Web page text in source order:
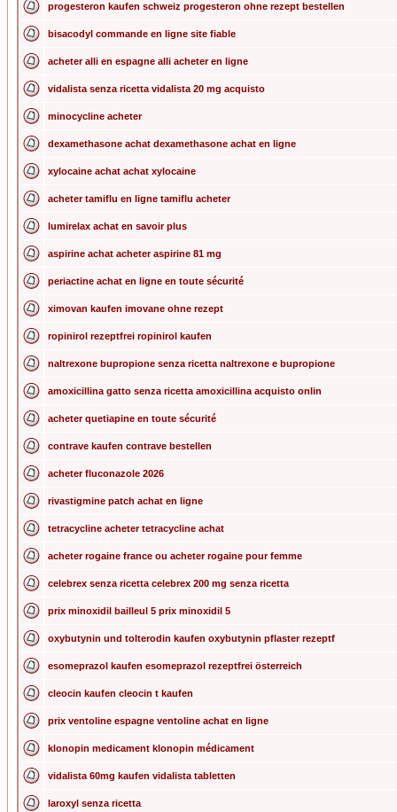
progesteron kaufen schweiz progesteron ohne rezept bestellen
bisacodyl commande en ligne site fiable
acheter alli en espagne alli acheter en ligne
vidalista senza ricetta vidalista 20 mg acquisto
minocycline acheter
dexamethasone achat dexamethasone achat en ligne
xylocaine achat achat xylocaine
acheter tamiflu en ligne tamiflu acheter
lumirelax achat en savoir plus
aspirine achat acheter aspirine 81 mg
periactine achat en ligne en toute sécurité
ximovan kaufen imovane ohne rezept
ropinirol rezeptfrei ropinirol kaufen
naltrexone bupropione senza ricetta naltrexone e bupropione
amoxicillina gatto senza ricetta amoxicillina acquisto onlin
acheter quetiapine en toute sécurité
contrave kaufen contrave bestellen
acheter fluconazole 2026
rivastigmine patch achat en ligne
tetracycline acheter tetracycline achat
acheter rogaine france ou acheter rogaine pour femme
celebrex senza ricetta celebrex 200 mg senza ricetta
prix minoxidil bailleul 5 prix minoxidil 5
oxybutynin und tolterodin kaufen oxybutynin pflaster rezeptf
esomeprazol kaufen esomeprazol rezeptfrei österreich
cleocin kaufen cleocin t kaufen
prix ventoline espagne ventoline achat en ligne
klonopin medicament klonopin médicament
vidalista 60mg kaufen vidalista tabletten
laroxyl senza ricetta